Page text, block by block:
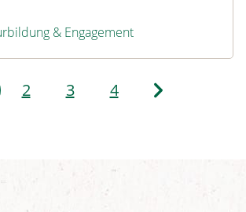
& Engagement
Donnersbachwald, Steiermark
2 3 4